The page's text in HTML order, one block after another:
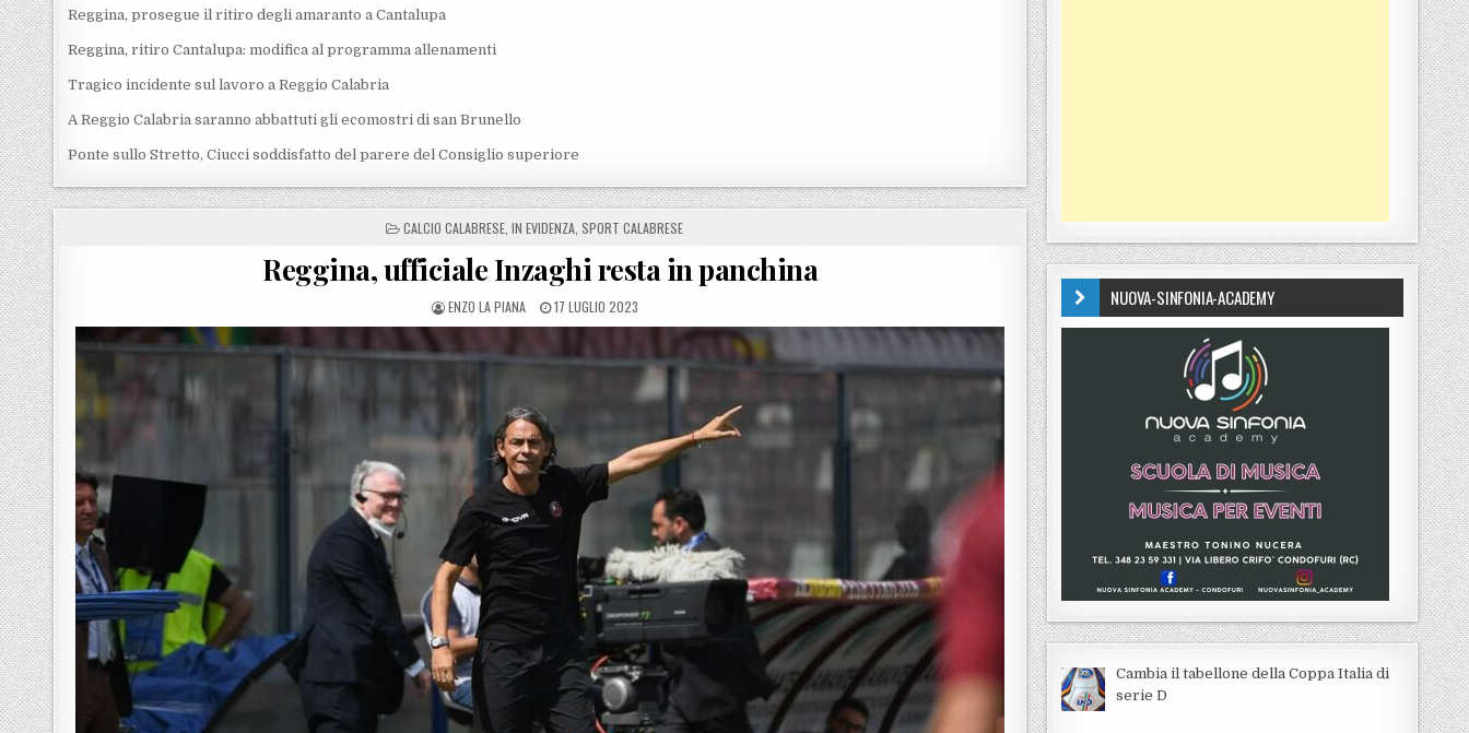
Reggina, prosegue il ritiro degli amaranto a Cantalupa
Reggina, ritiro Cantalupa: modifica al programma allenamenti
Tragico incidente sul lavoro a Reggio Calabria
A Reggio Calabria saranno abbattuti gli ecomostri di san Brunello
Ponte sullo Stretto, Ciucci soddisfatto del parere del Consiglio superiore
POSTED IN
CALCIO CALABRESE ,IN EVIDENZA ,SPORT CALABRESE
Reggina, ufficiale Inzaghi resta in panchina
POSTED BY
ENZO LA PIANA POSTED ON
17 LUGLIO 2023 NUOVA-SINFONIA-ACADEMY
Cambia il tabellone della Coppa Italia di
serie D